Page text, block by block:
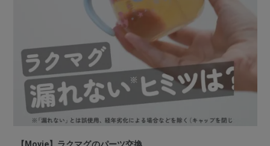
【Movie】ラクマグのパーツ交換